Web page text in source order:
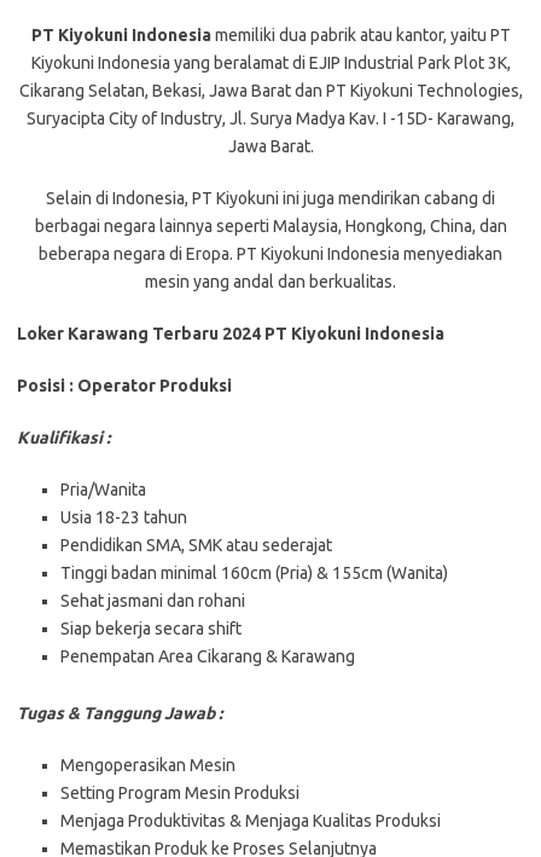
PT Kiyokuni Indonesiamemiliki dua pabrik atau kantor, yaitu PT
Kiyokuni Indonesia yang beralamat di EJIP Industrial Park Plot 3K,
Cikarang Selatan, Bekasi, Jawa Barat dan PT Kiyokuni Technologies,
Suryacipta City of Industry, Jl. Surya Madya Kav. I -15D- Karawang,
Jawa Barat.
Selain di Indonesia, PT Kiyokuni ini juga mendirikan cabang di
berbagai negara lainnya seperti Malaysia, Hongkong, China, dan
beberapa negara di Eropa. PT Kiyokuni Indonesia menyediakan
mesin yang andal dan berkualitas.
Loker Karawang Terbaru 2024 PT Kiyokuni Indonesia
Posisi : Operator Produksi
Kualifikasi :
Pria/Wanita
Usia 18-23 tahun
Pendidikan SMA, SMK atau sederajat
Tinggi badan minimal 160cm (Pria) & 155cm (Wanita)
Sehat jasmani dan rohani
Siap bekerja secara shift
Penempatan Area Cikarang & Karawang
Tugas & Tanggung Jawab :
Mengoperasikan Mesin
Setting Program Mesin Produksi
Menjaga Produktivitas & Menjaga Kualitas Produksi
Memastikan Produk ke Proses Selanjutnya